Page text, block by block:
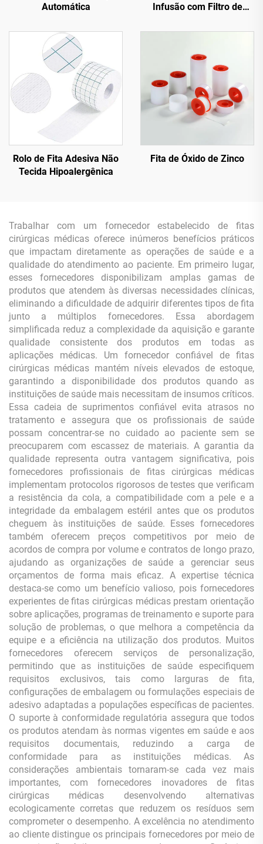
Automática
Infusão com Filtro de
Rolo de Fita Adesiva Não
Tecida Hipoalergênica
Fita de Óxido de Zinco
Trabalhar com um fornecedor estabelecido de fitas
cirúrgicas médicas oferece inúmeros benefícios práticos
que impactam diretamente as operações de saúde e a
qualidade do atendimento ao paciente. Em primeiro lugar,
esses fornecedores disponibilizam amplas gamas de
produtos que atendem às diversas necessidades clínicas,
eliminando a dificuldade de adquirir diferentes tipos de fita
junto a múltiplos fornecedores. Essa abordagem
simplificada reduz a complexidade da aquisição e garante
qualidade consistente dos produtos em todas as
aplicações médicas. Um fornecedor confiável de fitas
cirúrgicas médicas mantém níveis elevados de estoque,
garantindo a disponibilidade dos produtos quando as
instituições de saúde mais necessitam de insumos críticos.
Essa cadeia de suprimentos confiável evita atrasos no
tratamento e assegura que os profissionais de saúde
possam concentrar-se no cuidado ao paciente sem se
preocuparem com escassez de materiais. A garantia da
qualidade representa outra vantagem significativa, pois
fornecedores profissionais de fitas cirúrgicas médicas
implementam protocolos rigorosos de testes que verificam
a resistência da cola, a compatibilidade com a pele e a
integridade da embalagem estéril antes que os produtos
cheguem às instituições de saúde. Esses fornecedores
também oferecem preços competitivos por meio de
acordos de compra por volume e contratos de longo prazo,
ajudando as organizações de saúde a gerenciar seus
orçamentos de forma mais eficaz. A expertise técnica
destaca-se como um benefício valioso, pois fornecedores
experientes de fitas cirúrgicas médicas prestam orientação
sobre aplicações, programas de treinamento e suporte para
solução de problemas, o que melhora a competência da
equipe e a eficiência na utilização dos produtos. Muitos
fornecedores oferecem serviços de personalização,
permitindo que as instituições de saúde especifiquem
requisitos exclusivos, tais como larguras de fita,
configurações de embalagem ou formulações especiais de
adesivo adaptadas a populações específicas de pacientes.
O suporte à conformidade regulatória assegura que todos
os produtos atendam às normas vigentes em saúde e aos
requisitos documentais, reduzindo a carga de
conformidade para as instituições médicas. As
considerações ambientais tornaram-se cada vez mais
importantes, com fornecedores inovadores de fitas
cirúrgicas médicas desenvolvendo alternativas
ecologicamente corretas que reduzem os resíduos sem
comprometer o desempenho. A excelência no atendimento
ao cliente distingue os principais fornecedores por meio de